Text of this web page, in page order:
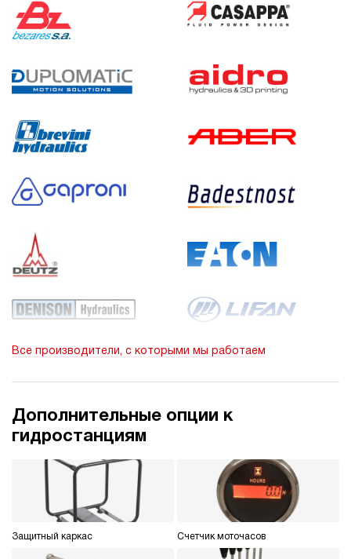
Все производители, с которыми мы работаем
Дополнительные опции к
гидростанциям
Защитный каркас Счетчик моточасов